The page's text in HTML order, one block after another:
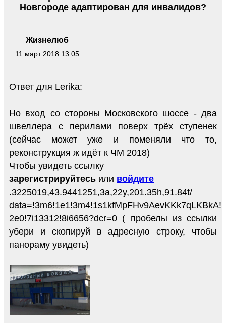
Жизнелюб
11 март 2018 13:05
Новгороде адаптирован для инвалидов?
Ответ для Lerika:
Но вход со стороны Московского шоссе - два
швеллера с перилами поверх трёх ступенек
(сейчас может уже и поменяли что то,
реконструкция ж идёт к ЧМ 2018)
Чтобы увидеть ссылку
зарегистрируйтесь или войдите
.3225019,43.9441251,3a,22y,201.35h,91.84t/
data=!3m6!1e1!3m4!1s1kfMpFHv9AevKKk7qLKBkA!
2e0!7i13312!8i6656?dcr=0 ( пробелы из ссылки
убери и скопируй в адресную строку, чтобы
панораму увидеть)